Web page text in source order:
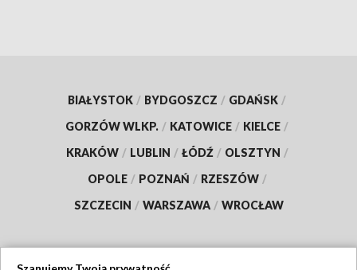
BIAŁYSTOK / BYDGOSZCZ / GDAŃSK /
GORZÓW WLKP. / KATOWICE / KIELCE /
KRAKÓW / LUBLIN / ŁÓDŹ / OLSZTYN /
OPOLE / POZNAŃ / RZESZÓW /
SZCZECIN / WARSZAWA / WROCŁAW